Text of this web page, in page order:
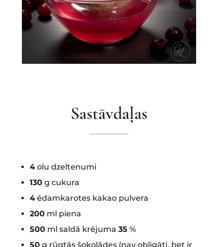
Sastāvdaļas
4olu dzeltenumi
130g cukura
4ēdamkarotes kakao pulvera
200ml piena
500ml saldā krējuma 35 %
50g rūgtās šokolādes (nav obligāti, bet ir